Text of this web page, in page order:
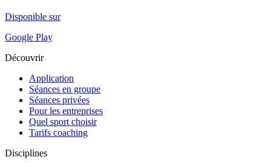
Disponible sur
Google Play
Découvrir
Application
Séances en groupe
Séances privées
Pour les entreprises
Quel sport choisir
Tarifs coaching
Disciplines